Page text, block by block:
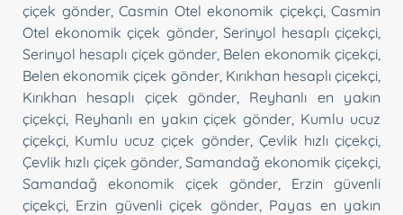
çiçek gönder, Casmin Otel ekonomik çiçekçi, Casmin
Otel ekonomik çiçek gönder, Serinyol hesaplı çiçekçi
Serinyol hesaplı çiçek gönder Belen ekonomik çiçekçi
Belen ekonomik çiçek gönder, Kırıkhan hesaplı çiçekçi
Kırıkhan hesaplı çiçek gönder
Reyhanlı en yakın
çiçekçi Reyhanlı en yakın çiçek gönder Kumlu ucuz
çiçekçi Kumlu ucuz çiçek gönder, Çevlik hızlı çiçekçi
Çevlik hızlı çiçek gönder ,Samandağ ekonomik çiçekçi
Samandağ ekonomik çiçek gönder
Erzin güvenli
çiçekçi Erzin güvenli çiçek gönder, Payas en yakın